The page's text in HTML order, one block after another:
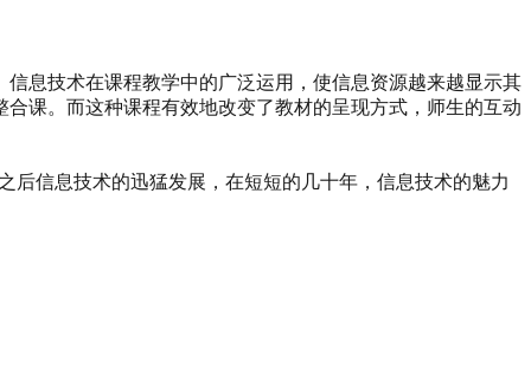
息技术在课程教学中的广泛运用，使信息资源越来越显示其
课。而这种课程有效地改变了教材的呈现方式，师生的互动
后信息技术的迅猛发展，在短短的几十年，信息技术的魅力